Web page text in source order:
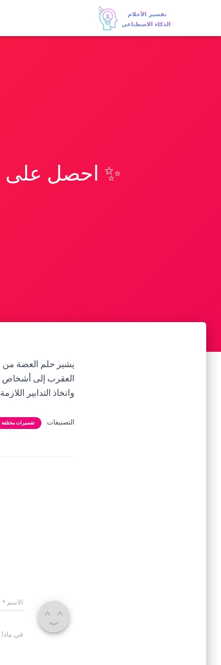
✨ احصل على
يشير حلم العضة من
العقرب إلى أشخاص
واتخاذ التدابير
التصنيفات: تفسيرات مختلفة
الاسم *
في